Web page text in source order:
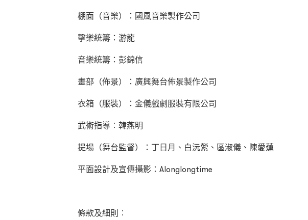
棚面（音樂）：國風音樂製作公司
擊樂統籌：游龍
音樂統籌：彭錦信
畫部（佈景）：廣興舞台佈景製作公司
衣箱（服裝）：金儀戲劇服裝有限公司
武術指導︰韓燕明
提場（舞台監督）：丁日月、白沅縈、區淑儀、陳愛蓮
平面設計及宣傳攝影：Alonglongtime
條款及細則︰